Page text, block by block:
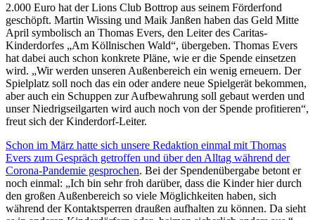
2.000 Euro hat der Lions Club Bottrop aus seinem Förderfond
geschöpft. Martin Wissing und Maik Janßen haben das Geld Mitte
April symbolisch an Thomas Evers, den Leiter des Caritas-
Kinderdorfes „Am Köllnischen Wald“, übergeben. Thomas Evers
hat dabei auch schon konkrete Pläne, wie er die Spende einsetzen
wird. „Wir werden unseren Außenbereich ein wenig erneuern. Der
Spielplatz soll noch das ein oder andere neue Spielgerät bekommen,
aber auch ein Schuppen zur Aufbewahrung soll gebaut werden und
unser Niedrigseilgarten wird auch noch von der Spende profitieren“,
freut sich der Kinderdorf-Leiter.
Schon im März hatte sich unsere Redaktion einmal mit Thomas
Evers zum Gespräch getroffen und über den Alltag während der
Corona-Pandemie gesprochen. Bei der Spendenübergabe betont er
noch einmal: „Ich bin sehr froh darüber, dass die Kinder hier durch
den großen Außenbereich so viele Möglichkeiten haben, sich
während der Kontaktsperren draußen aufhalten zu können. Da sieht